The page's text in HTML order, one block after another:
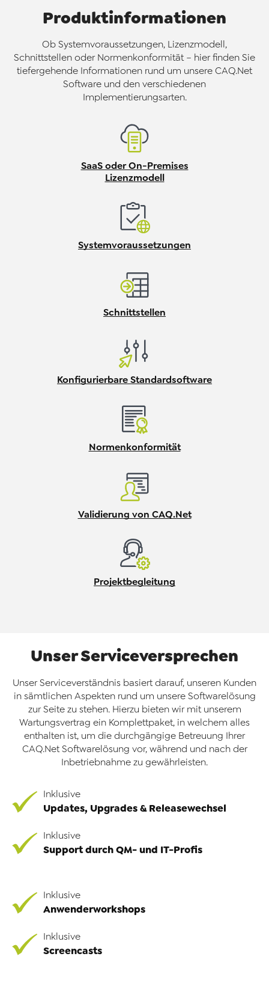
Produktinformationen
Ob Systemvoraussetzungen, Lizenzmodell,
Schnittstellen oder Normenkonformität – hier finden Sie
tiefergehende Informationen rund um unsere CAQ.Net
Software und den verschiedenen
Implementierungsarten.
SaaS oder On-Premises
Lizenzmodell
Systemvoraussetzungen
Schnittstellen
Konfigurierbare Standardsoftware
Normenkonformität
Validierung von CAQ.Net
Projektbegleitung
Unser Serviceversprechen
Unser Serviceverständnis basiert darauf, unseren Kunden
in sämtlichen Aspekten rund um unsere Softwarelösung
zur Seite zu stehen. Hierzu bieten wir mit unserem
Wartungsvertrag ein Komplettpaket, in welchem alles
enthalten ist, um die durchgängige Betreuung Ihrer
CAQ.Net Softwarelösung vor, während und nach der
Inbetriebnahme zu gewährleisten.
Inklusive
Updates, Upgrades & Releasewechsel
Inklusive
Support durch QM- und IT-Profis
Inklusive
Anwenderworkshops
Inklusive
Screencasts